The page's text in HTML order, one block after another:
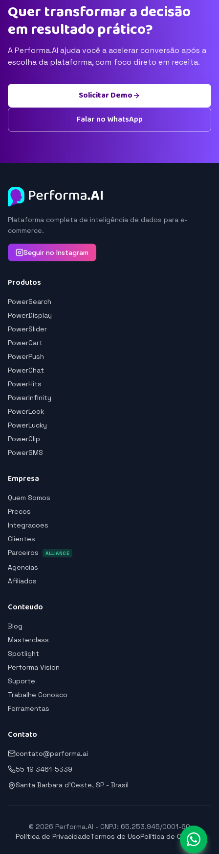
Quer transformar a decisão
em resultado prático?
A Performa.AI ajuda você a acelerar conversão após a
escolha da plataforma, com foco direto em receita.
Solicitar Demo
Falar no WhatsApp
Plataforma completa de inteligência de dados para e-
commerce.
Seguir no Instagram
Produtos
PowerSearch
PowerDisplay
PowerSlider
PowerCart
PowerPush
PowerChat
PowerHits
PowerInfinity
PowerLook
PowerLucky
PowerClip
PowerSMS
Empresa
Quem Somos
Precos
Integracoes
Clientes
Parceiros
ALLIANCE
Agencias
Afiliados
Conteudo
Blog
Masterclass
Spotlight
Performa Vision
Suporte
Trabalhe Conosco
Ferramentas
Contato
contato@performa.ai
55 19 3461-5339
Santa Barbara d'Oeste, SP - Brasil
© 2026 Performa.AI - CNPJ: 65.253.945/0001-60
Política de PrivacidadeTermos de UsoPolítica de Cookies